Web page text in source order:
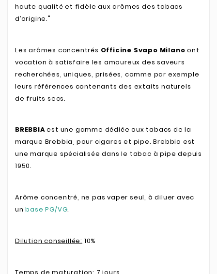
haute qualité et fidèle aux arômes des tabacs
d’origine."
Les arômes concentrés Officine Svapo Milano ont
vocation à satisfaire les amoureux des saveurs
recherchées, uniques, prisées, comme par exemple
leurs références contenants des extaits naturels
de fruits secs.
BREBBIAest une gamme dédiée aux tabacs de la
marque Brebbia, pour cigares et pipe. Brebbia est
une marque spécialisée dans le tabac à pipe depuis
1950.
Arôme concentré, ne pas vaper seul, à diluer avec
unbase PG/VG.
Dilution conseillée: 10%
Temps de maturation: 7 jours